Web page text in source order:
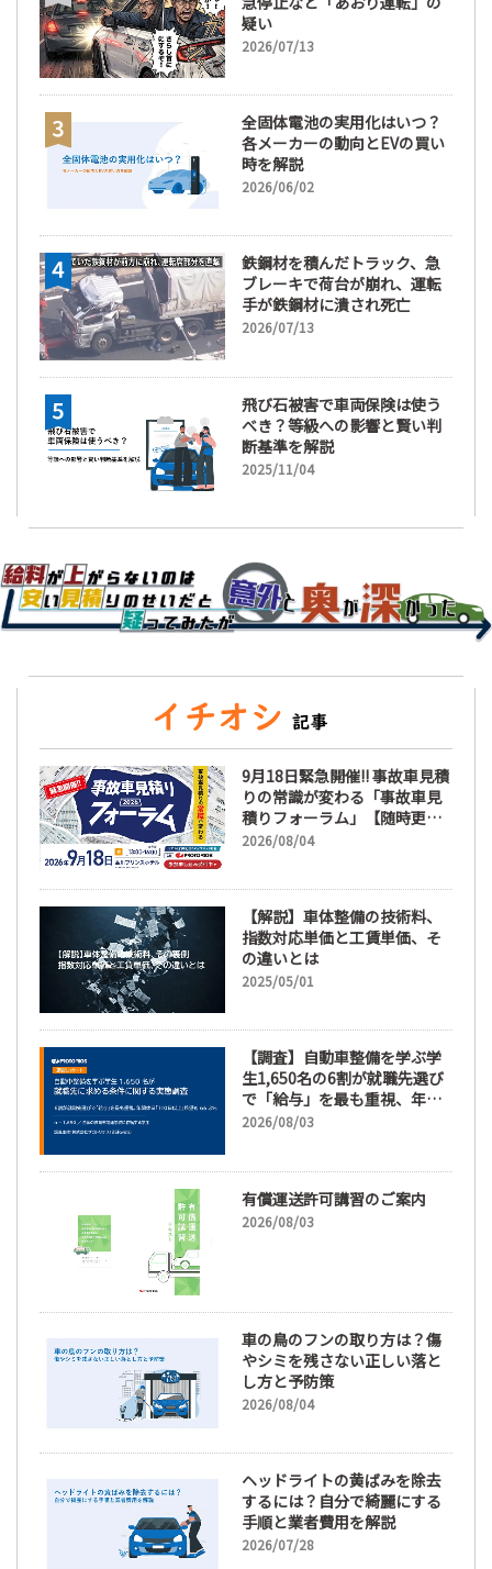
疑い
2026/07/13
全固体電池の実用化はいつ？
各メーカーの動向とEVの買い
時を解説
2026/06/02
鉄鋼材を積んだトラック、急
ブレーキで荷台が崩れ、運転
手が鉄鋼材に潰され死亡
2026/07/13
飛び石被害で車両保険は使う
べき？等級への影響と賢い判
断基準を解説
2025/11/04
9月18日緊急開催!! 事故車見積
りの常識が変わる「事故車見
積りフォーラム」【随時更
新】
2026/08/04
【解説】車体整備の技術料、
指数対応単価と工賃単価、そ
の違いとは
2025/05/01
【調査】自動車整備を学ぶ学
生1,650名の6割が就職先選び
で「給与」を最も重視、年間
休日「110日以上」希望も
2026/08/03
有償運送許可講習のご案内
2026/08/03
車の鳥のフンの取り方は？傷
やシミを残さない正しい落と
し方と予防策
2026/08/04
ヘッドライトの黄ばみを除去
するには？自分で綺麗にする
手順と業者費用を解説
2026/07/28